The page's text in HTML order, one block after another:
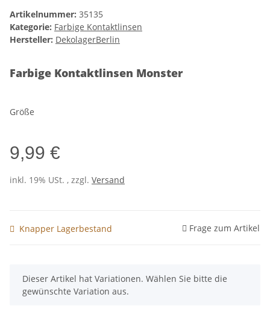
Artikelnummer: 35135
Kategorie: Farbige Kontaktlinsen
Hersteller: DekolagerBerlin
Farbige Kontaktlinsen Monster
Größe
9,99 €
inkl. 19% USt. , zzgl. Versand
Knapper Lagerbestand Frage zum Artikel
x
Dieser Artikel hat Variationen. Wählen Sie bitte die
gewünschte Variation aus.